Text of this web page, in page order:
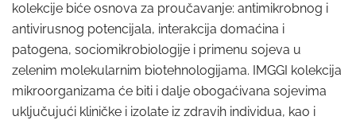
kolekcije biće osnova za proučavanje: antimikrobnog i
antivirusnog potencijala, interakcija domaćina i
patogena, sociomikrobiologije i primenu sojeva u
zelenim molekularnim biotehnologijama. IMGGI kolekcija
mikroorganizama će biti i dalje obogaćivana sojevima
uključujući kliničke i izolate iz zdravih individua, kao i